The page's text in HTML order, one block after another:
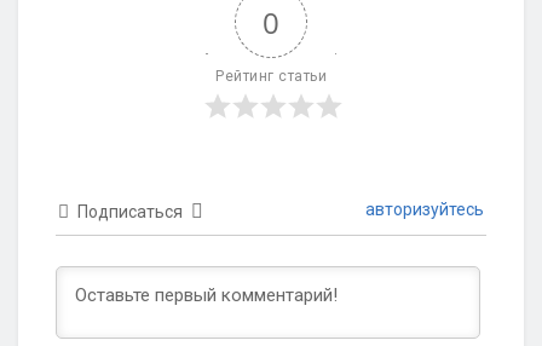
0
Рейтинг статьи
Подписаться авторизуйтесь